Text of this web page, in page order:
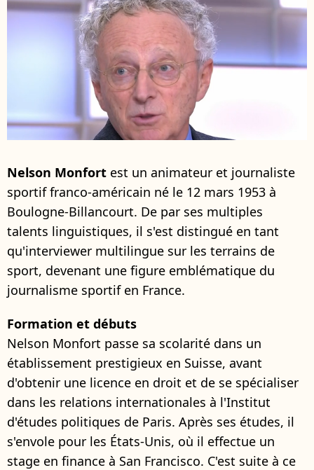
Nelson Monfort est un animateur et journaliste
sportif franco-américain né le 12 mars 1953 à
Boulogne-Billancourt. De par ses multiples
talents linguistiques, il s'est distingué en tant
qu'interviewer multilingue sur les terrains de
sport, devenant une figure emblématique du
journalisme sportif en France.
Formation et débuts
Nelson Monfort passe sa scolarité dans un
établissement prestigieux en Suisse, avant
d'obtenir une licence en droit et de se spécialiser
dans les relations internationales à l'Institut
d'études politiques de Paris. Après ses études, il
s'envole pour les États-Unis, où il effectue un
stage en finance à San Francisco. C'est suite à ce